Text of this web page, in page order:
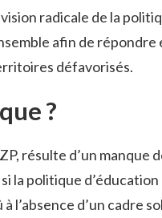
radicale de la
afin de
défavorisés.
?
résulte d’un manque
la politique
l’absence d’un cadre